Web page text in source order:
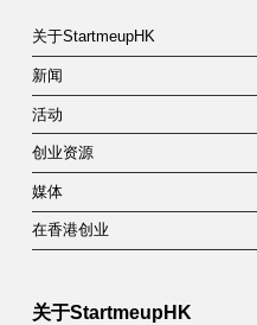
关于StartmeupHK
新闻
活动
创业资源
媒体
在香港创业
关于StartmeupHK